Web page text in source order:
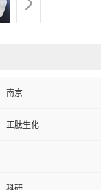
南京
正肽生化